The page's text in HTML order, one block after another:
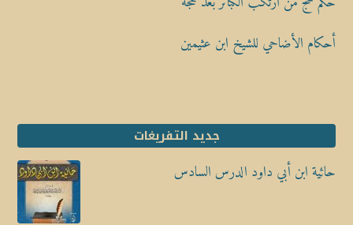
أحكام الأضاحي للشيخ ابن عثيمين
جديد التفريغات
حائية ابن أبي داود الدرس السادس